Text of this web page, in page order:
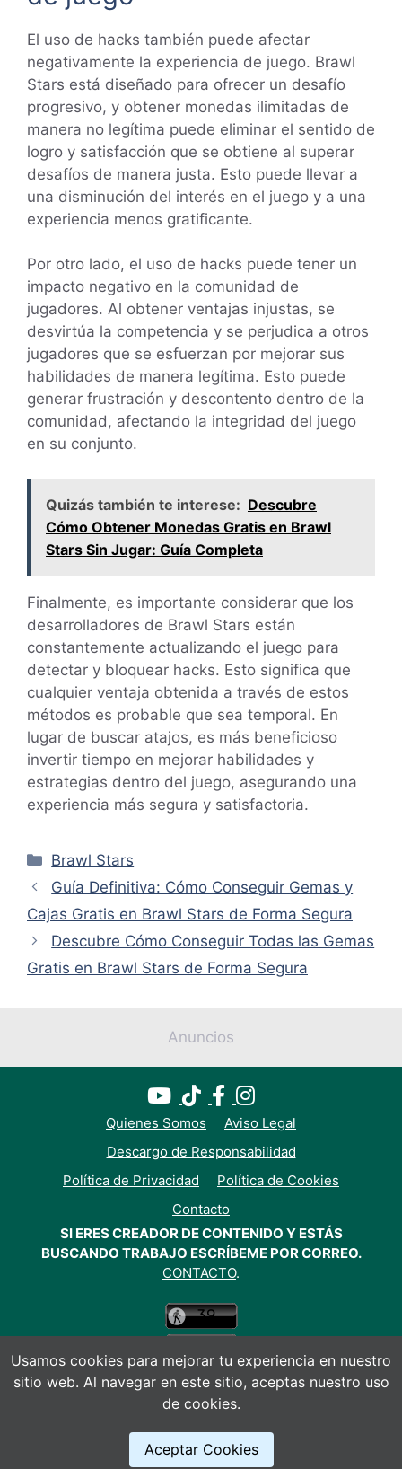
El uso de hacks también puede afectar
negativamente la experiencia de juego. Brawl
Stars está diseñado para ofrecer un desafío
progresivo, y obtener monedas ilimitadas de
manera no legítima puede eliminar el sentido de
logro y satisfacción que se obtiene al superar
desafíos de manera justa. Esto puede llevar a
una disminución del interés en el juego y a una
experiencia menos gratificante.
Por otro lado, el uso de hacks puede tener un
impacto negativo en la comunidad de
jugadores. Al obtener ventajas injustas, se
desvirtúa la competencia y se perjudica a otros
jugadores que se esfuerzan por mejorar sus
habilidades de manera legítima. Esto puede
generar frustración y descontento dentro de la
comunidad, afectando la integridad del juego
en su conjunto.
Quizás también te interese: Descubre
Cómo Obtener Monedas Gratis en Brawl
Stars Sin Jugar: Guía Completa
Finalmente, es importante considerar que los
desarrolladores de Brawl Stars están
constantemente actualizando el juego para
detectar y bloquear hacks. Esto significa que
cualquier ventaja obtenida a través de estos
métodos es probable que sea temporal. En
lugar de buscar atajos, es más beneficioso
invertir tiempo en mejorar habilidades y
estrategias dentro del juego, asegurando una
experiencia más segura y satisfactoria.
Categorías
Brawl Stars
Guía Definitiva: Cómo Conseguir Gemas y
Cajas Gratis en Brawl Stars de Forma Segura
Descubre Cómo Conseguir Todas las Gemas
Gratis en Brawl Stars de Forma Segura
Anuncios
Quienes Somos
Aviso Legal
Descargo de Responsabilidad
Política de Privacidad
Política de Cookies
Contacto
SI ERES CREADOR DE CONTENIDO Y ESTÁS
BUSCANDO TRABAJO ESCRÍBEME POR CORREO.
CONTACTO.
Anuncios
Usamos cookies para mejorar tu experiencia en nuestro
sitio web. Al navegar en este sitio, aceptas nuestro uso
de cookies.
Aceptar Cookies